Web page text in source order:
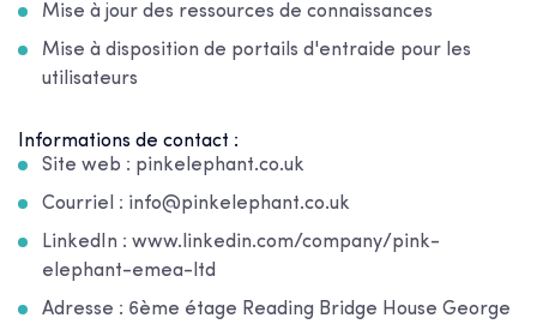
Mise à jour des ressources de connaissances
Mise à disposition de portails d'entraide pour les
utilisateurs
Informations de contact :
Site web : pinkelephant.co.uk
Courriel : info@pinkelephant.co.uk
LinkedIn : www.linkedin.com/company/pink-
elephant-emea-ltd
Adresse : 6ème étage Reading Bridge House George